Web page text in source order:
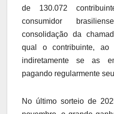
de 130.072
consumidor
consolidação da
qual o contribuinte,
indiretamente se as
pagando regularmente
No último sorteio de